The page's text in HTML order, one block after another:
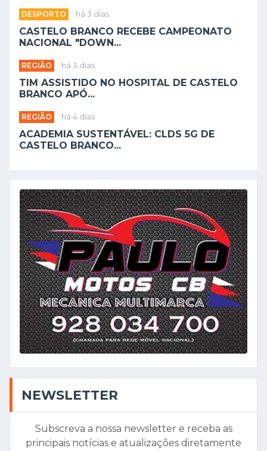
DESPORTO há 3 dias
CASTELO BRANCO RECEBE CAMPEONATO
NACIONAL "DOWN...
REGIÃO há 3 dias
TIM ASSISTIDO NO HOSPITAL DE CASTELO
BRANCO APÓ...
REGIÃO há 4 dias
ACADEMIA SUSTENTÁVEL: CLDS 5G DE
CASTELO BRANCO...
NEWSLETTER
Subscreva a nossa newsletter e receba as
principais notícias e atualizações diretamente